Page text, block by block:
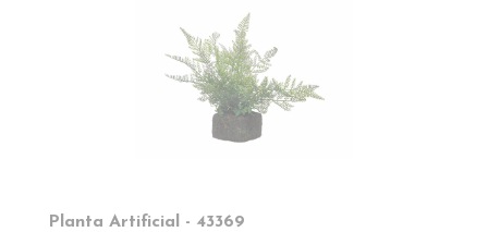
Planta Artificial - 43369